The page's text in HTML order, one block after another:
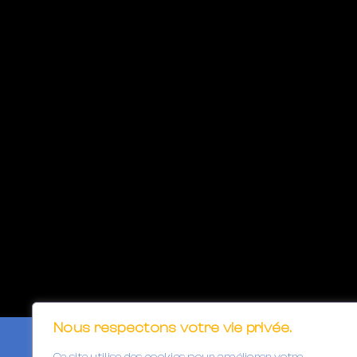
Nous respectons votre vie privée.